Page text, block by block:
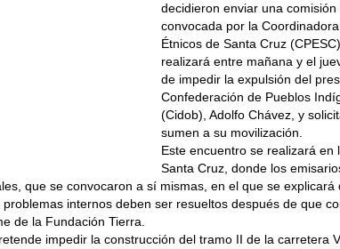
decidieron enviar una comisión
convocada por la
Étnicos de Santa Cruz
realizará entre mañana y el
de impedir la expulsión del
Confederación de Pueblos
(Cidob), Adolfo Chávez, y
sumen a su movilización.
Este encuentro se realizará en
Santa Cruz, donde los
que se convocaron a sí mismas, en el que se explicará
internos deben ser resueltos después de que
de la Fundación Tierra.
impedir la construcción del tramo II de la carretera